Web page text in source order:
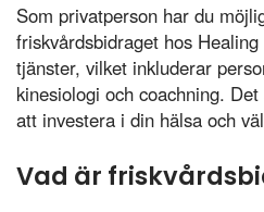
Som privatperson har du
friskvårdsbidraget hos
tjänster, vilket inkluderar
kinesiologi och coachning.
att investera i din hälsa och
Vad är